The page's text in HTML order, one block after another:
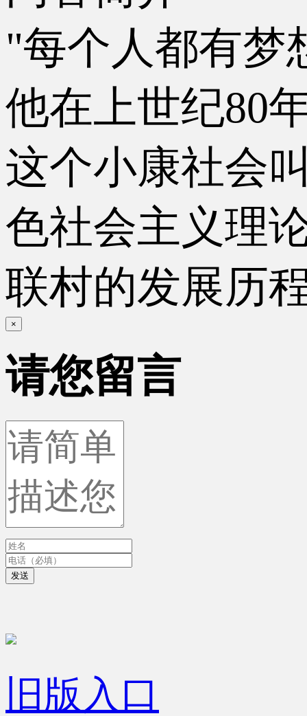
"每个人都有梦
他在上世纪80
这个小康社会
色社会主义理
联村的发展历
×
请您留言
发送
旧版入口